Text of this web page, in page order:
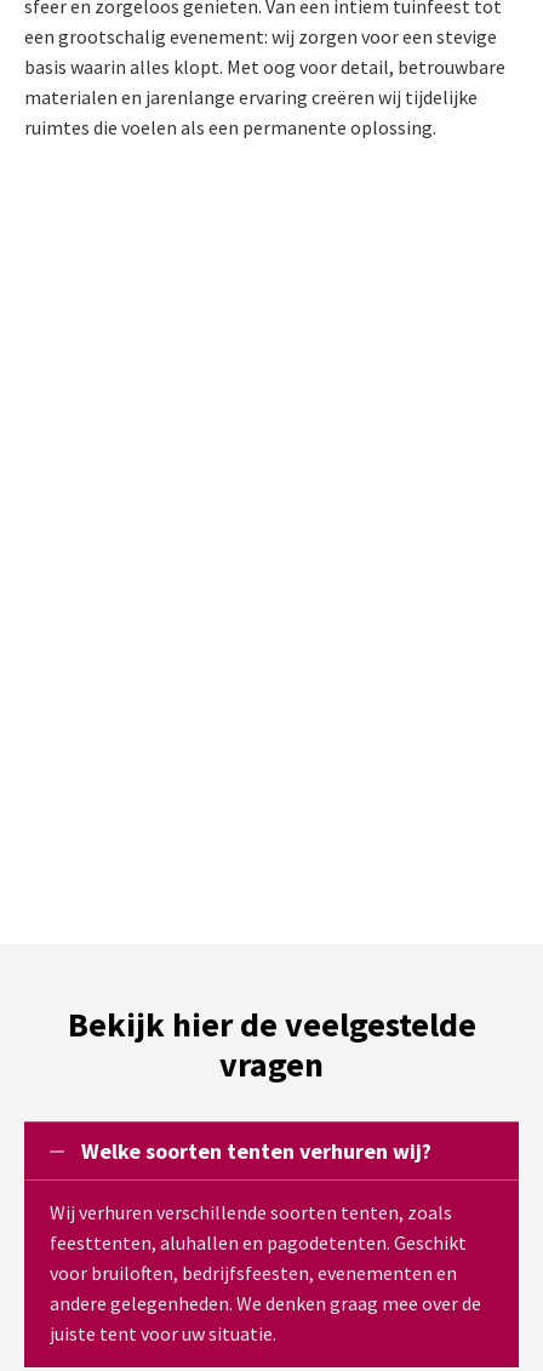
sfeer en zorgeloos genieten. Van een intiem tuinfeest tot
een grootschalig evenement: wij zorgen voor een stevige
basis waarin alles klopt. Met oog voor detail, betrouwbare
materialen en jarenlange ervaring creëren wij tijdelijke
ruimtes die voelen als een permanente oplossing.
Bekijk hier de veelgestelde
vragen
Welke soorten tenten verhuren wij?
Wij verhuren verschillende soorten tenten, zoals
feesttenten, aluhallen en pagodetenten. Geschikt
voor bruiloften, bedrijfsfeesten, evenementen en
andere gelegenheden. We denken graag mee over de
juiste tent voor uw situatie.